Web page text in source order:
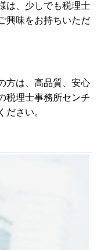
は、少しでも税理士
興味をお持ちいただ
方は、高品質、安心
税理士事務所センチ
ださい。